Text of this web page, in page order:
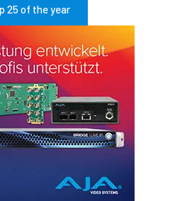
25 of the year